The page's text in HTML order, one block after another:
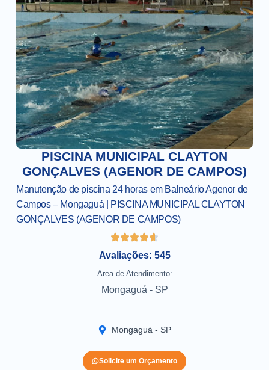
PISCINA MUNICIPAL CLAYTON
GONÇALVES (AGENOR DE CAMPOS)
Manutenção de piscina 24 horas em Balneário Agenor de
Campos – Mongaguá | PISCINA MUNICIPAL CLAYTON
GONÇALVES (AGENOR DE CAMPOS)
Avaliações: 545
Area de Atendimento:
Mongaguá - SP
Mongaguá - SP
Solicite um Orçamento